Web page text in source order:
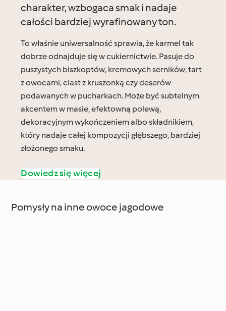
charakter, wzbogaca smak i nadaje
całości bardziej wyrafinowany ton.
To właśnie uniwersalność sprawia, że karmel tak
dobrze odnajduje się w cukiernictwie. Pasuje do
puszystych biszkoptów, kremowych serników, tart
z owocami, ciast z kruszonką czy deserów
podawanych w pucharkach. Może być subtelnym
akcentem w masie, efektowną polewą,
dekoracyjnym wykończeniem albo składnikiem,
który nadaje całej kompozycji głębszego, bardziej
złożonego smaku.
Dowiedz się więcej
Pomysły na inne owoce jagodowe